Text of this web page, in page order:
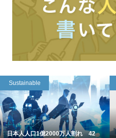
Sustainable
日本人人口1億2000万人割れ 42